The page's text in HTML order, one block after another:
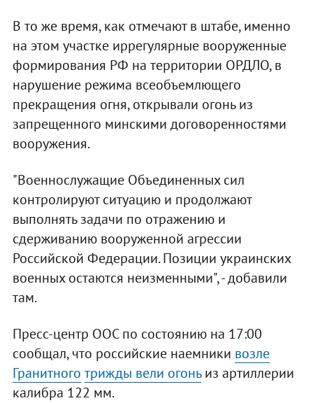
В то же время, как отмечают в штабе, именно
на этом участке иррегулярные вооруженные
формирования РФ на территории ОРДЛО, в
нарушение режима всеобъемлющего
прекращения огня, открывали огонь из
запрещенного минскими договоренностями
вооружения.
"Военнослужащие Объединенных сил
контролируют ситуацию и продолжают
выполнять задачи по отражению и
сдерживанию вооруженной агрессии
Российской Федерации. Позиции украинских
военных остаются неизменными", - добавили
там.
Пресс-центр ООС по состоянию на 17:00
сообщал, что российские наемники возле
Гранитного трижды вели огоньиз артиллерии
калибра 122 мм.